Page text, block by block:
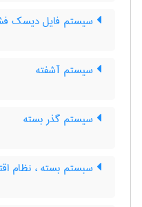
سیستم فایل دیسک
سیستم آشفته
سیستم گذر بسته
سبستم بسته ، نظام